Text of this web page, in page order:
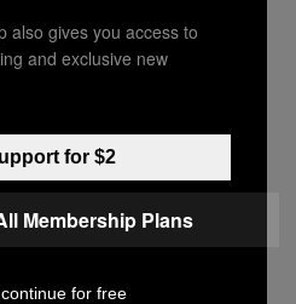
IMAGES
also gives you access to
and exclusive new
for $2
Membership Plans
for free